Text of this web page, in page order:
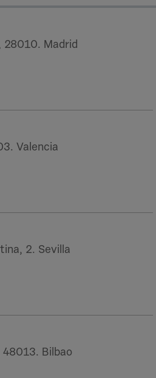
28010. Madrid
Valencia
2. Sevilla
Bilbao